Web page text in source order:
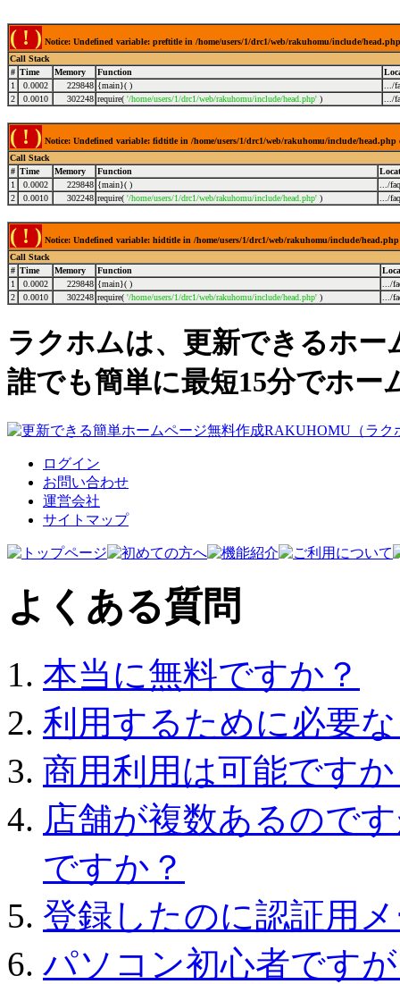
( ! ) Notice: Undefined variable: preftitle in /home/users/1/drc1/web/rakuhomu/include/
Call Stack
# Time Memory Function
1
0.0002 229848 {main}( )
.../
2
0.0010 302248 require( '/home/users/1/drc1/web/rakuhomu/include/head.php' ) .../
( ! ) Notice: Undefined variable: fidtitle in /home/users/1/drc1/web/rakuhomu/include/
Call Stack
# Time Memory Function
1
0.0002 229848 {main}( )
.../
2
0.0010 302248 require( '/home/users/1/drc1/web/rakuhomu/include/head.php' ) .../
( ! ) Notice: Undefined variable: hidtitle in /home/users/1/drc1/web/rakuhomu/include/
Call Stack
# Time Memory Function
1
0.0002 229848 {main}( )
.../
2
0.0010 302248 require( '/home/users/1/drc1/web/rakuhomu/include/head.php' ) .../
ラクホムは、更新できるホ
誰でも簡単に最短15分でホ
ログイン
お問い合わせ
運営会社
サイトマップ
よくある質問
本当に無料ですか？
利用するために必要
商用利用は可能です
店舗が複数あるので
ですか？
登録したのに認証用
パソコン初心者です